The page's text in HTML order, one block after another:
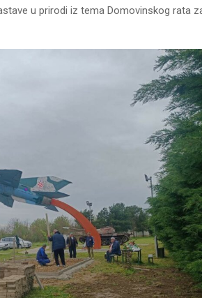
u prirodi iz tema Domovinskog rata